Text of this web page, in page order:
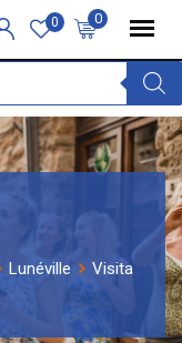
0
0
Lunéville
Visita